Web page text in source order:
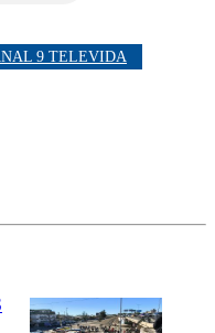
9 TELEVIDA